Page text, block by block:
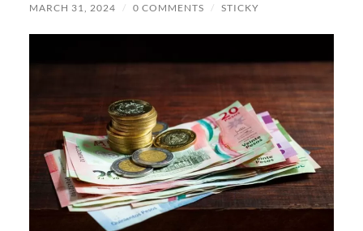
MARCH 31, 2024 / 0 COMMENTS / STICKY